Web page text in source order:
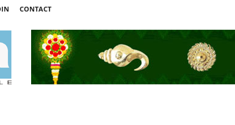
CONTACT